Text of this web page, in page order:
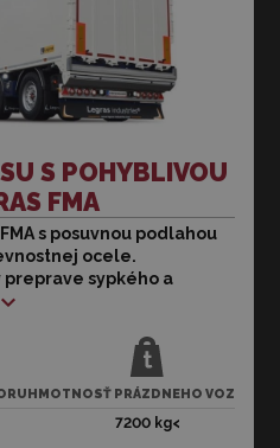
S POHYBLIVOU
FMA
s posuvnou podlahou
ocele.
preprave sypkého a
HMOTNOSŤ PRÁZDNEHO VOZIDLA
7200 kg<
s posuvnou podlahou má
ocele. Najčastejšie sa
paletového tovaru. 12
bezpečnú prepravu
samovykladací systém.
vozidlo sa môže líšiť